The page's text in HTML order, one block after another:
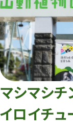
マシマシ
イロイチュ